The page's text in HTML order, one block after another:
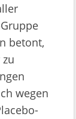
betont,
wegen